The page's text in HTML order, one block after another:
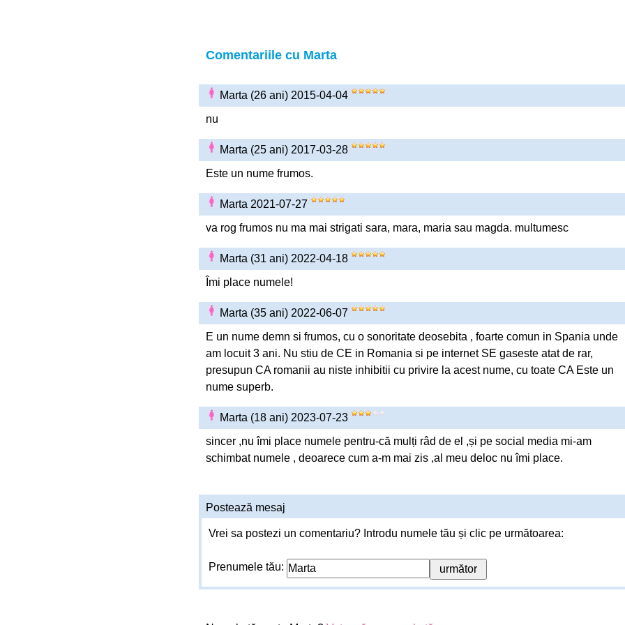
Comentariile cu Marta
Marta (26 ani) 2015-04-04
nu
Marta (25 ani) 2017-03-28
Este un nume frumos.
Marta 2021-07-27
va rog frumos nu ma mai strigati sara, mara, maria sau magda. multumesc
Marta (31 ani) 2022-04-18
Îmi place numele!
Marta (35 ani) 2022-06-07
E un nume demn si frumos, cu o sonoritate deosebita , foarte comun in Spania unde
am locuit 3 ani. Nu stiu de CE in Romania si pe internet SE gaseste atat de rar,
presupun CA romanii au niste inhibitii cu privire la acest nume, cu toate CA Este un
nume superb.
Marta (18 ani) 2023-07-23
sincer ,nu îmi place numele pentru-că mulți râd de el ,și pe social media mi-am
schimbat numele , deoarece cum a-m mai zis ,al meu deloc nu îmi place.
Postează mesaj
Vrei sa postezi un comentariu? Introdu numele tău și clic pe următoarea:
Prenumele tău: